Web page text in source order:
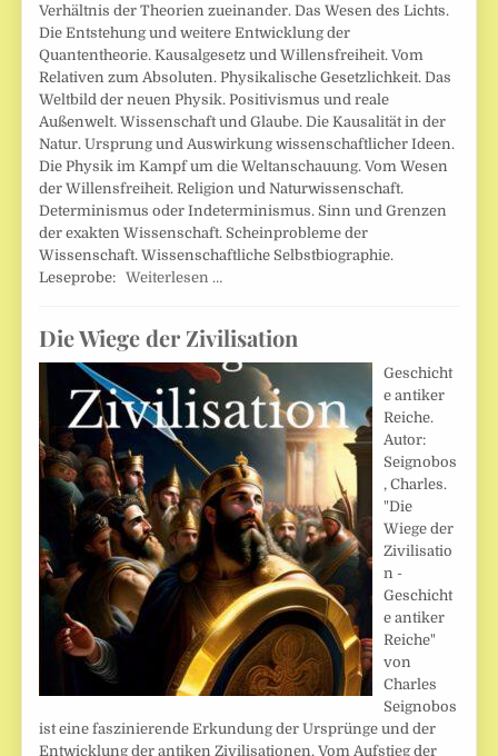
Verhältnis der Theorien zueinander. Das Wesen des Lichts.
Die Entstehung und weitere Entwicklung der
Quantentheorie. Kausalgesetz und Willensfreiheit. Vom
Relativen zum Absoluten. Physikalische Gesetzlichkeit. Das
Weltbild der neuen Physik. Positivismus und reale
Außenwelt. Wissenschaft und Glaube. Die Kausalität in der
Natur. Ursprung und Auswirkung wissenschaftlicher Ideen.
Die Physik im Kampf um die Weltanschauung. Vom Wesen
der Willensfreiheit. Religion und Naturwissenschaft.
Determinismus oder Indeterminismus. Sinn und Grenzen
der exakten Wissenschaft. Scheinprobleme der
Wissenschaft. Wissenschaftliche Selbstbiographie.
Leseprobe:Weiterlesen …
Die Wiege der Zivilisation
Geschicht
e antiker
Reiche.
Autor:
Seignobos
, Charles.
"Die
Wiege der
Zivilisatio
n -
Geschicht
e antiker
Reiche"
von
Charles
Seignobos
ist eine faszinierende Erkundung der Ursprünge und der
Entwicklung der antiken Zivilisationen. Vom Aufstieg der